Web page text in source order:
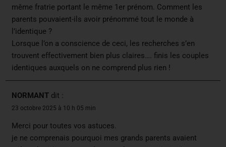
même fratrie portant le même 1er prénom. Comment les
parents pouvaient-ils avoir prénommé tout le monde à
l’identique ?
Lorsque l’on a conscience de ceci, les recherches s’en
trouvent effectivement bien plus claires…. finis les couples
identiques auxquels on ne comprend plus rien !
NORMANT dit :
23 octobre 2025 à 10 h 05 min
Merci pour toutes vos astuces.
je ne comprenais pourquoi mes grands parents avaient